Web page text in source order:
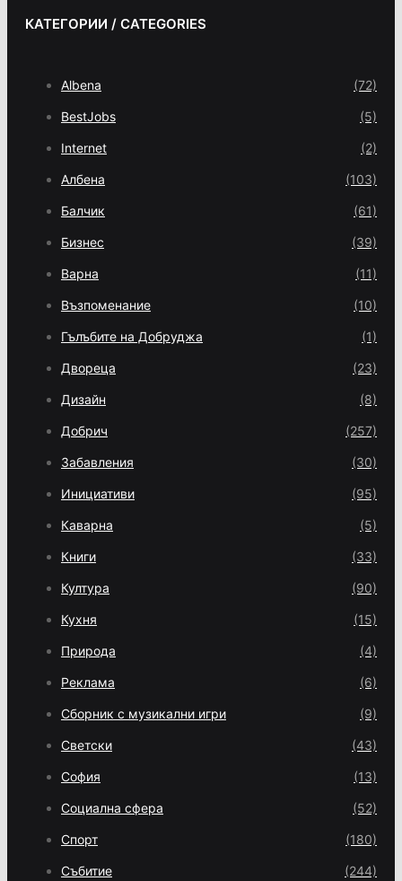
КАТЕГОРИИ / CATEGORIES
Albena (72)
BestJobs (5)
Internet (2)
Албена (103)
Балчик (61)
Бизнес (39)
Варна (11)
Възпоменание (10)
Гълъбите на Добруджа (1)
Двореца (23)
Дизайн (8)
Добрич (257)
Забавления (30)
Инициативи (95)
Каварна (5)
Книги (33)
Култура (90)
Кухня (15)
Природа (4)
Реклама (6)
Сборник с музикални игри (9)
Светски (43)
София (13)
Социална сфера (52)
Спорт (180)
Събитие (244)